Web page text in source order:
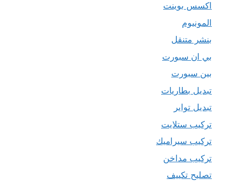
اكسس بوينت
المونيوم
بنشر متنقل
بي ان سبورت
بين سبورت
تبديل بطاريات
تبديل تواير
تركيب ستلايت
تركيب سيراميك
تركيب مداخن
تصليح تكييف